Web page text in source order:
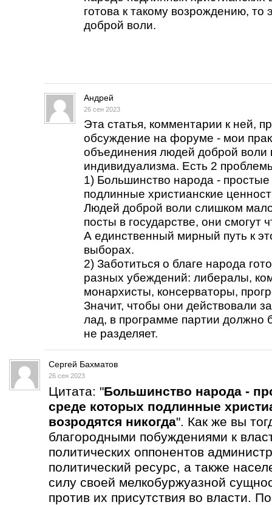
готова к такому возрождению,
доброй воли.
Андрей
26 сен 2023
Эта статья, комментарии к ней,
обсуждение на форуме - мои
объединения людей доброй воли
индивидуализма. Есть 2
1) Большинство народа -
подлинные христианские
Людей доброй воли слишком
посты в государстве, они смогут
А единственный мирный путь к
выборах.
2) Заботиться о благе народа
разных убеждений: либералы,
монархисты, консерваторы,
Значит, чтобы они действовали
лад, в программе партии должно
не разделяет.
Сергей Бахматов
26 сен 2023
Цитата: "Большинство народа -
среде которых подлинные
возродятся никогда". Как же вы
благородными побуждениями к
политических оппонентов
политический ресурс, а также
силу своей мелкобуржуазной
против их присутствия во власти.